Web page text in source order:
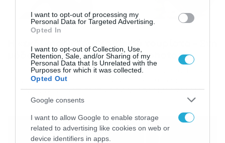
I want to opt-out of processing my
Personal Data for Targeted Advertising.
Opted In
I want to opt-out of Collection, Use,
Retention, Sale, and/or Sharing of my
Personal Data that Is Unrelated with the
Purposes for which it was collected.
Opted Out
Google consents
I want to allow Google to enable storage
related to advertising like cookies on web or
device identifiers in apps.
09/05/2019 09:57
Η «εκδίκηση» του Γερμανού τουρίστα – Στη
μόδα το σανδάλι με κάλτσα (photos)
Μεγάλες μάρκες το έχουν υιοθετήσει Η Louis Vuitton και
η Anna Sui λάνσαραν τον συγκεκριμένο συνδυασμό στην
πασαρέλα και το επιβλητικό blog μόδας Man Repeller
δημοσίευσε πρόσφατα έναν οδηγό για να… σκίσετε με το
συγκεκριμένο στυλ. Είναι δεδομένο πως στο πέρασμα
του χρόνου ο Ντέιβιντ Μπέκαμ έχει συχνά προκαλέσει …
αίσθηση με τις στυλιστικές του […]